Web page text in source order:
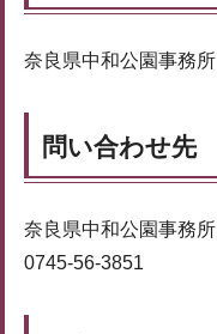
奈良県中和公園事務所
問い合わせ先
奈良県中和公園事務所
0745-56-3851